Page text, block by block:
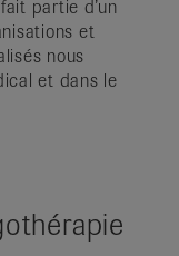
partie d’un
et
nous
et dans le